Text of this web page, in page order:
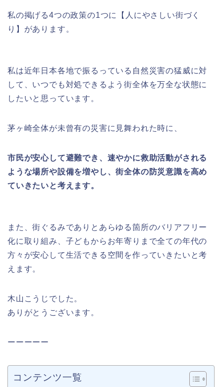
私の掲げる4つの政策の1つに【人にやさしい街づく
り】があります。
私は近年日本各地で振るっている自然災害の猛威に対
して、いつでも対処できるよう街全体を万全な状態に
したいと思っています。
茅ヶ崎全体が未曾有の災害に見舞われた時に、
市民が安心して避難でき、速やかに救助活動がされる
ような場所や設備を増やし、街全体の防災意識を高め
ていきたいと考えます。
また、街ぐるみでありとあらゆる箇所のバリアフリー
化に取り組み、子どもからお年寄りまで全ての年代の
方々が安心して生活できる空間を作っていきたいと考
えます。
木山こうじでした。
ありがとうございます。
ーーーーー
コンテンツ一覧